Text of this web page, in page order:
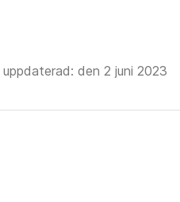
den 2 juni 2023